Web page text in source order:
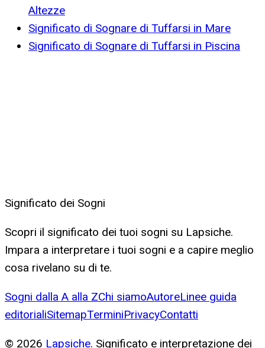
Altezze
Significato di Sognare di Tuffarsi in Mare
Significato di Sognare di Tuffarsi in Piscina
Significato dei Sogni
Scopri il significato dei tuoi sogni su Lapsiche.
Impara a interpretare i tuoi sogni e a capire meglio
cosa rivelano su di te.
Sogni dalla A alla ZChi siamoAutoreLinee guida
editorialiSitemapTerminiPrivacyContatti
© 2026 Lapsiche. Significato e interpretazione dei